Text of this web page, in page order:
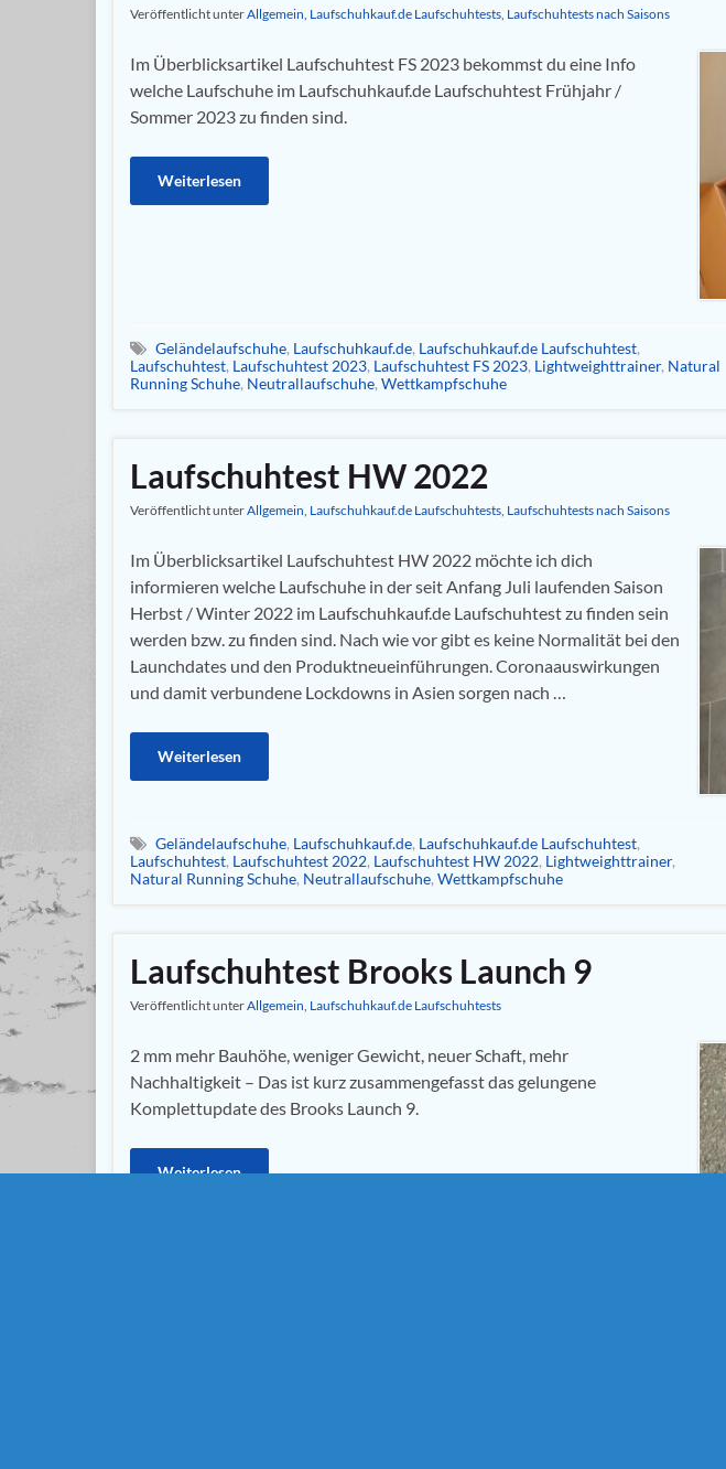
Veröffentlicht unterAllgemein, Laufschuhkauf.de Laufschuhtests, Laufschuhtests nach Saisons
Im Überblicksartikel Laufschuhtest FS 2023 bekommst du eine Info
welche Laufschuhe im Laufschuhkauf.de Laufschuhtest Frühjahr /
Sommer 2023 zu finden sind.
Weiterlesen
Geländelaufschuhe, Laufschuhkauf.de, Laufschuhkauf.de Laufschuhtest,
Laufschuhtest, Laufschuhtest 2023, Laufschuhtest FS 2023, Lightweighttrainer, Natural
Running Schuhe, Neutrallaufschuhe, Wettkampfschuhe
Laufschuhtest HW 2022
Veröffentlicht unterAllgemein Laufschuhkauf.de Laufschuhtests Laufschuhtests nach Saisons
Im Überblicksartikel Laufschuhtest HW 2022 möchte ich dich
informieren welche Laufschuhe in der seit Anfang Juli laufenden Saison
Herbst / Winter 2022 im Laufschuhkauf.de Laufschuhtest zu finden sein
werden bzw. zu finden sind. Nach wie vor gibt es keine Normalität bei den
Launchdates und den Produktneueinführungen. Coronaauswirkungen
und damit verbundene Lockdowns in Asien sorgen nach …
Weiterlesen
Geländelaufschuhe, Laufschuhkauf.de, Laufschuhkauf.de Laufschuhtest,
Laufschuhtest, Laufschuhtest 2022, Laufschuhtest HW 2022, Lightweighttrainer,
Natural Running Schuhe, Neutrallaufschuhe, Wettkampfschuhe
Laufschuhtest Brooks Launch 9
Veröffentlicht unterAllgemein, Laufschuhkauf.de Laufschuhtests
2 mm mehr Bauhöhe, weniger Gewicht, neuer Schaft, mehr
Nachhaltigkeit – Das ist kurz zusammengefasst das gelungene
Komplettupdate des Brooks Launch 9.
Weiterlesen